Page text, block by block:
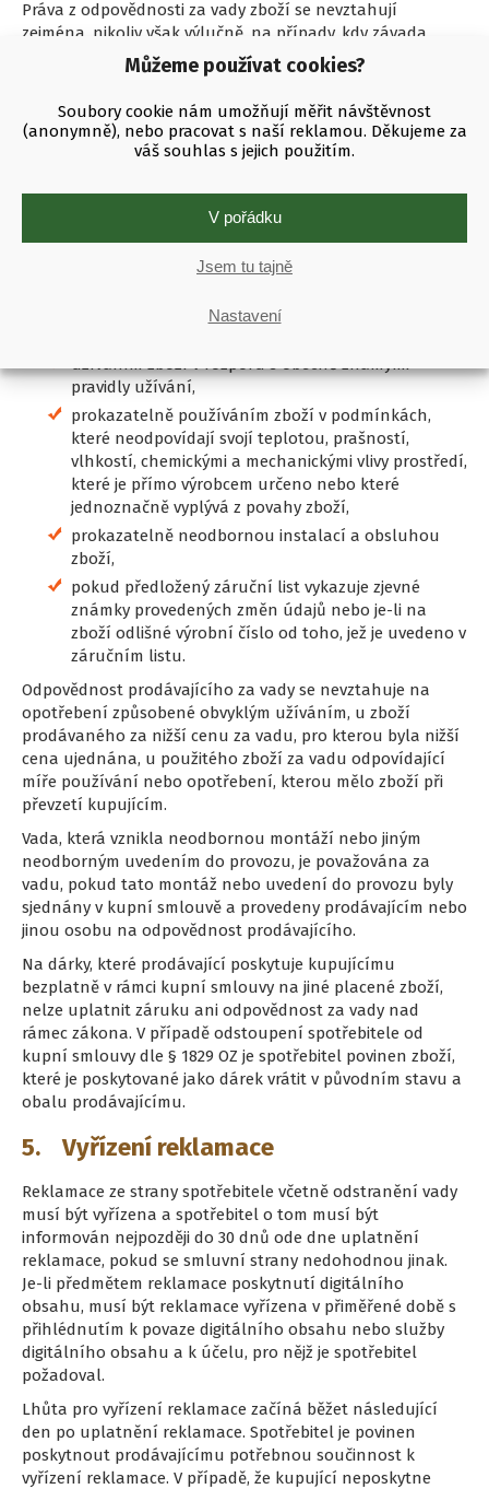
Můžeme používat cookies?
Soubory cookie nám umožňují měřit návštěvnost
(anonymně), nebo pracovat s naší reklamou. Děkujeme za
váš souhlas s jejich použitím.
V pořádku
Jsem tu tajně
Nastavení
Práva z odpovědnosti za vady zboží se nevztahují
zejména, nikoliv však výlučně, na případy, kdy závada
nebo poškození zboží vznikla:
prokazatelně nedovolenými zásahy do zboží,
živelnou katastrofou nebo byly-li odstraněny nebo
poškozeny plomby, výrobní štítky nebo nečitelné
elektrickým přepětím (viditelně spálené součástky
nebo plošné spoje) s výjimkou běžných odchylek,
užíváním zboží v rozporu s návodem k použití nebo
užíváním zboží v rozporu s obecně známými
pravidly užívání,
prokazatelně používáním zboží v podmínkách,
které neodpovídají svojí teplotou, prašností,
vlhkostí, chemickými a mechanickými vlivy prostředí,
které je přímo výrobcem určeno nebo které
jednoznačně vyplývá z povahy zboží,
prokazatelně neodbornou instalací a obsluhou
zboží,
pokud předložený záruční list vykazuje zjevné
známky provedených změn údajů nebo je-li na
zboží odlišné výrobní číslo od toho, jež je uvedeno v
záručním listu.
Odpovědnost prodávajícího za vady se nevztahuje na
opotřebení způsobené obvyklým užíváním, u zboží
prodávaného za nižší cenu za vadu, pro kterou byla nižší
cena ujednána, u použitého zboží za vadu odpovídající
míře používání nebo opotřebení, kterou mělo zboží při
převzetí kupujícím.
Vada, která vznikla neodbornou montáží nebo jiným
neodborným uvedením do provozu, je považována za
vadu, pokud tato montáž nebo uvedení do provozu byly
sjednány v kupní smlouvě a provedeny prodávajícím nebo
jinou osobu na odpovědnost prodávajícího.
Na dárky, které prodávající poskytuje kupujícímu
bezplatně v rámci kupní smlouvy na jiné placené zboží,
nelze uplatnit záruku ani odpovědnost za vady nad
rámec zákona. V případě odstoupení spotřebitele od
kupní smlouvy dle § 1829 OZ je spotřebitel povinen zboží,
které je poskytované jako dárek vrátit v původním stavu a
obalu prodávajícímu.
5. Vyřízení reklamace
Reklamace ze strany spotřebitele včetně odstranění vady
musí být vyřízena a spotřebitel o tom musí být
informován nejpozději do 30 dnů ode dne uplatnění
reklamace, pokud se smluvní strany nedohodnou jinak.
Je-li předmětem reklamace poskytnutí digitálního
obsahu, musí být reklamace vyřízena v přiměřené době s
přihlédnutím k povaze digitálního obsahu nebo služby
digitálního obsahu a k účelu, pro nějž je spotřebitel
požadoval.
Lhůta pro vyřízení reklamace začíná běžet následující
den po uplatnění reklamace. Spotřebitel je povinen
poskytnout prodávajícímu potřebnou součinnost k
vyřízení reklamace. V případě, že kupující neposkytne